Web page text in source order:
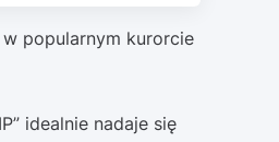
popularnym kurorcie
idealnie nadaje się